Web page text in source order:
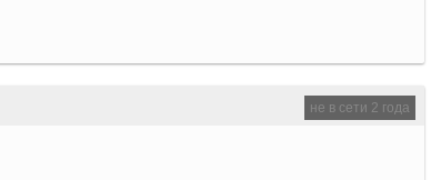
не в сети 2 года